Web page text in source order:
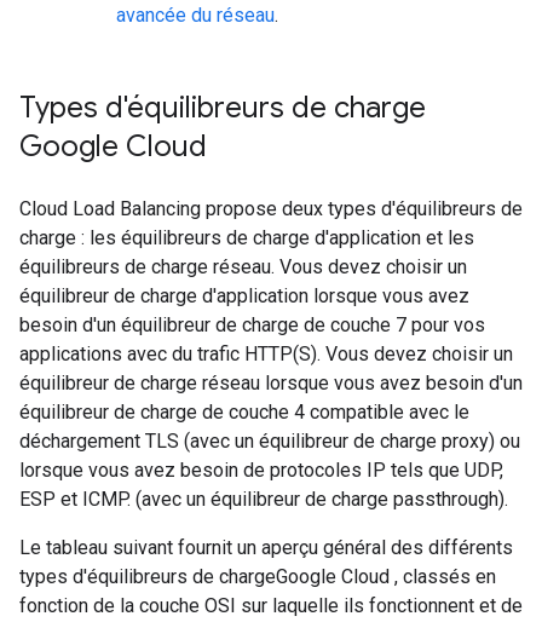
avancée du réseau.
Types d'équilibreurs de charge
Google Cloud
Cloud Load Balancing propose deux types d'équilibreurs de
charge : les équilibreurs de charge d'application et les
équilibreurs de charge réseau. Vous devez choisir un
équilibreur de charge d'application lorsque vous avez
besoin d'un équilibreur de charge de couche 7 pour vos
applications avec du trafic HTTP(S). Vous devez choisir un
équilibreur de charge réseau lorsque vous avez besoin d'un
équilibreur de charge de couche 4 compatible avec le
déchargement TLS (avec un équilibreur de charge proxy) ou
lorsque vous avez besoin de protocoles IP tels que UDP,
ESP et ICMP. (avec un équilibreur de charge passthrough).
Le tableau suivant fournit un aperçu général des différents
types d'équilibreurs de chargeGoogle Cloud , classés en
fonction de la couche OSI sur laquelle ils fonctionnent et de